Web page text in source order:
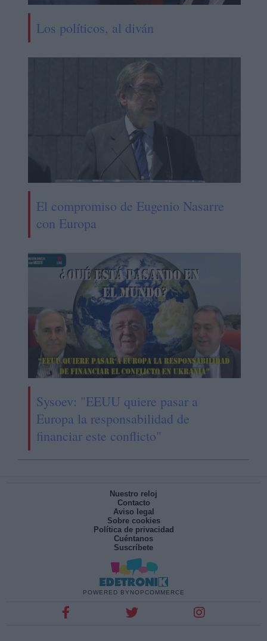
Los políticos, al diván
El compromiso de Eugenio Nasarre
con Europa
Sysoev: "EEUU quiere pasar a
Europa la responsabilidad de
financiar este conflicto"
Nuestro reloj
Contacto
Aviso legal
Sobre cookies
Política de privacidad
Cuéntanos
Suscríbete
POWERED BY NOPCOMMERCE